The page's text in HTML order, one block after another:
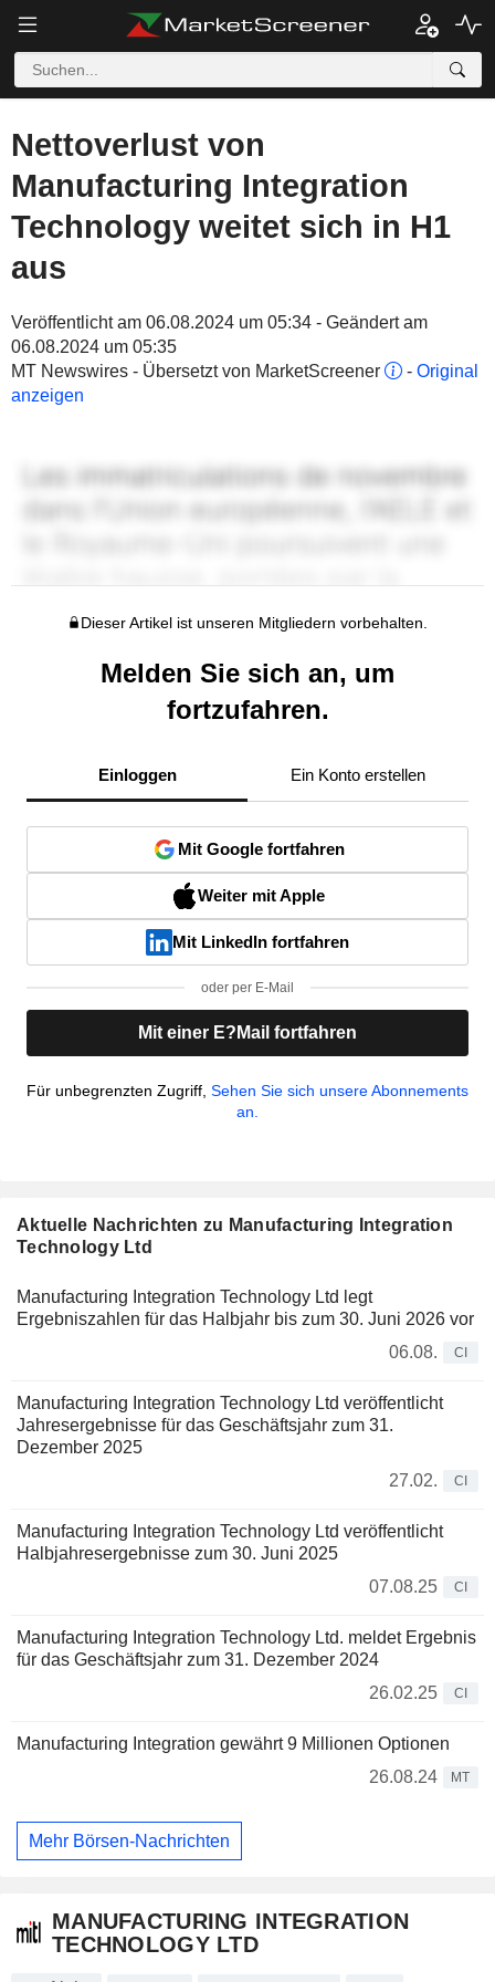
Nettoverlust von
Manufacturing Integration
Technology weitet sich in H1
aus
Veröffentlicht am 06.08.2024 um 05:34 - Geändert am
06.08.2024 um 05:35
MT Newswires - Übersetzt von MarketScreener
- Original
anzeigen
Dieser Artikel ist unseren Mitgliedern vorbehalten.
Melden Sie sich an, um
fortzufahren.
Einloggen Ein Konto erstellen
Mit Google fortfahren
Weiter mit Apple
Mit LinkedIn fortfahren
oder per E-Mail
Mit einer E?Mail fortfahren
Für unbegrenzten Zugriff, Sehen Sie sich unsere Abonnements
an.
Aktuelle Nachrichten zu Manufacturing Integration
Technology Ltd
Manufacturing Integration Technology Ltd legt
Ergebniszahlen für das Halbjahr bis zum 30. Juni 2026 vor
06.08.
CI
Manufacturing Integration Technology Ltd veröffentlicht
Jahresergebnisse für das Geschäftsjahr zum 31.
Dezember 2025
27.02.
CI
Manufacturing Integration Technology Ltd veröffentlicht
Halbjahresergebnisse zum 30. Juni 2025
07.08.25
CI
Manufacturing Integration Technology Ltd. meldet Ergebnis
für das Geschäftsjahr zum 31. Dezember 2024
26.02.25
CI
Manufacturing Integration gewährt 9 Millionen Optionen
26.08.24
MT
Mehr Börsen-Nachrichten
MANUFACTURING INTEGRATION
TECHNOLOGY LTD